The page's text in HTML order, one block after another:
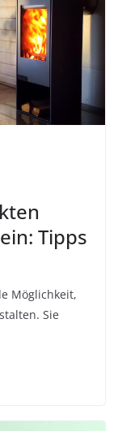
Tipps
Möglichkeit,
Sie